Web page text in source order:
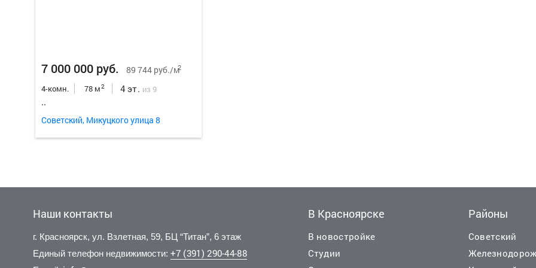
7 000 000 руб. 89 744 руб./м2
4-комн. 78 м2 4 эт. из 9
..
Советский, Микуцкого улица 8
Наши контакты
г. Красноярск, ул. Взлетная, 59, БЦ “Титан”, 6 этаж
Единый телефон недвижимости: +7 (391) 290-44-88
В Красноярске
В новостройке
Студии
Районы
Советский